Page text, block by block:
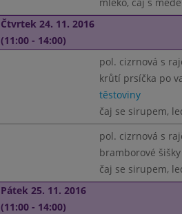
Čtvrtek 24. 11. 2016
(11:00 - 14:00)
pol. cizrnová s
krůtí prsíčka po
těstoviny
čaj se sirupem,
pol. cizrnová s
bramborové
čaj se sirupem,
Pátek 25. 11. 2016
(11:00 - 14:00)